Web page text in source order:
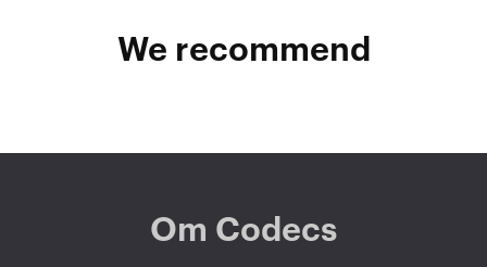
We recommend
Om Codecs